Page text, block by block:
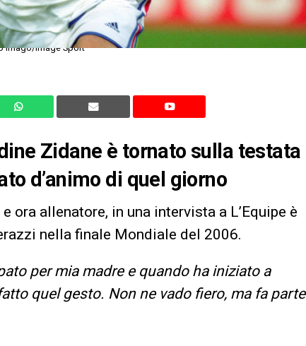
Imago/Image Sport
Zidane è tornato sulla testata
d’animo di quel giorno
ora allenatore, in una intervista a L’Equipe è
nella finale Mondiale del 2006.
per mia madre e quando ha iniziato a
quel gesto. Non ne vado fiero, ma fa parte